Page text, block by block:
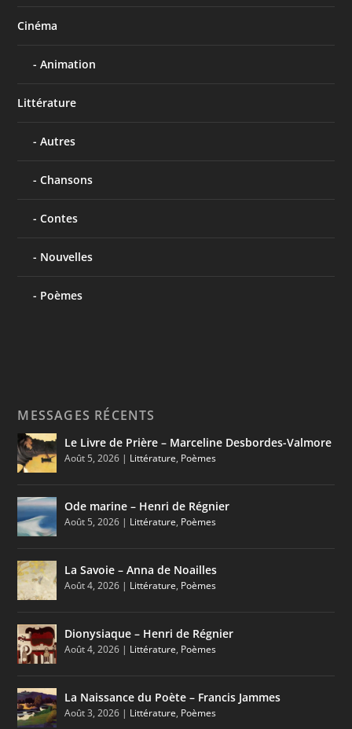
Cinéma
Animation
Littérature
Autres
Chansons
Contes
Nouvelles
Poèmes
MESSAGES RÉCENTS
Le Livre de Prière – Marceline Desbordes-Valmore
Août 5, 2026 | Littérature, Poèmes
Ode marine – Henri de Régnier
Août 5, 2026 | Littérature, Poèmes
La Savoie – Anna de Noailles
Août 4, 2026 | Littérature, Poèmes
Dionysiaque – Henri de Régnier
Août 4, 2026 | Littérature, Poèmes
La Naissance du Poète – Francis Jammes
Août 3, 2026 | Littérature, Poèmes